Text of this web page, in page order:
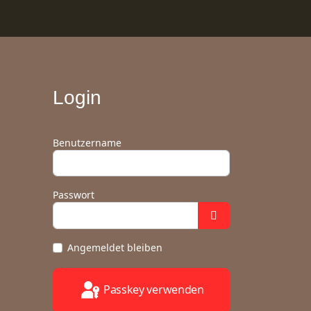
Login
Benutzername
Passwort
Angemeldet bleiben
Passkey verwenden